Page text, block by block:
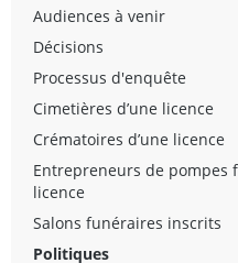
Audiences à venir
Décisions
Processus d'enquête
Cimetières d’une licence
Crématoires d’une licence
Entrepreneurs de pompes
licence
Salons funéraires inscrits
Politiques